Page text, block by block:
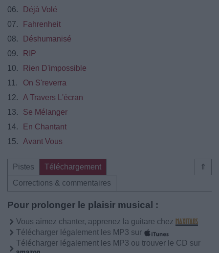
06.
Déjà Volé
07.
Fahrenheit
08.
Déshumanisé
09.
RIP
10.
Rien D'impossible
11.
On S'reverra
12.
A Travers L'écran
13.
Se Mélanger
14.
En Chantant
15.
Avant Vous
⇑
Pistes
Téléchargement
Corrections & commentaires
Pour prolonger le plaisir musical :
Vous aimez chanter, apprenez la guitare chez
Télécharger légalement les MP3 sur
Télécharger légalement les MP3 ou trouver le CD sur